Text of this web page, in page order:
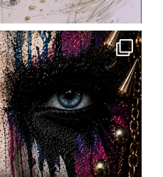
Ackermann
» de @Marin
2026 ?